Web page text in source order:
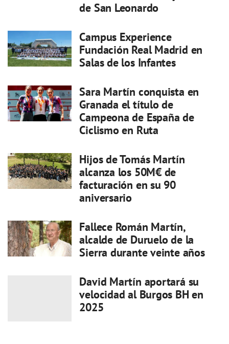
de San Leonardo
Campus Experience
Fundación Real Madrid en
Salas de los Infantes
Sara Martín conquista en
Granada el título de
Campeona de España de
Ciclismo en Ruta
Hijos de Tomás Martín
alcanza los 50M€ de
facturación en su 90
aniversario
Fallece Román Martín,
alcalde de Duruelo de la
Sierra durante veinte años
David Martín aportará su
velocidad al Burgos BH en
2025